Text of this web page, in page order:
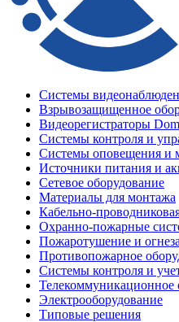
Системы
Взрывозащищенное
Видеорегистраторы
Системы контроля и
Системы оповещения и
Источники питания и
Сетевое оборудование
Материалы для монтажа
Кабельно-
Охранно-пожарные
Пожаротушение и
Противопожарное
Системы контроля и
Электрооборудование
Типовые решения